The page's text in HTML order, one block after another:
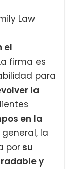
Law
el
firma es
para
la
en la
la
por su
y